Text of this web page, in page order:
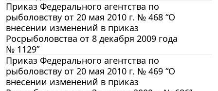
Приказ Федерального агентства по
рыболовству от 20 мая 2010 г. № 468 “О
внесении изменений в приказ
Росрыболовства от 8 декабря 2009 года
№ 1129”
Приказ Федерального агентства по
рыболовству от 20 мая 2010 г. № 469 “О
внесении изменений в приказ